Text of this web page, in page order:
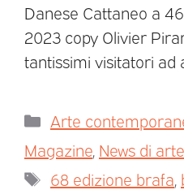
Danese Cattaneo a
2023 copy Olivier
tantissimi visitatori ad
Arte
Magazine News di
68 edizione brafa